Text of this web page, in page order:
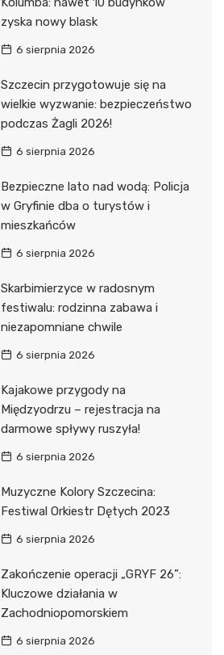
zyska nowy blask
6 sierpnia 2026
Szczecin przygotowuje się na
wielkie wyzwanie: bezpieczeństwo
podczas Żagli 2026!
6 sierpnia 2026
Bezpieczne lato nad wodą: Policja
w Gryfinie dba o turystów i
mieszkańców
6 sierpnia 2026
Skarbimierzyce w radosnym
festiwalu: rodzinna zabawa i
niezapomniane chwile
6 sierpnia 2026
Kajakowe przygody na
Międzyodrzu – rejestracja na
darmowe spływy ruszyła!
6 sierpnia 2026
Muzyczne Kolory Szczecina:
Festiwal Orkiestr Dętych 2023
6 sierpnia 2026
Zakończenie operacji „GRYF 26”:
Kluczowe działania w
Zachodniopomorskiem
6 sierpnia 2026